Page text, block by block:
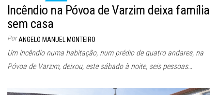
Incêndio na Póvoa de Varzim deixa família
sem casa
Por ANGELO MANUEL MONTEIRO
Um incêndio numa habitação, num prédio de quatro andares, na
Póvoa de Varzim, deixou, este sábado à noite, seis pessoas…